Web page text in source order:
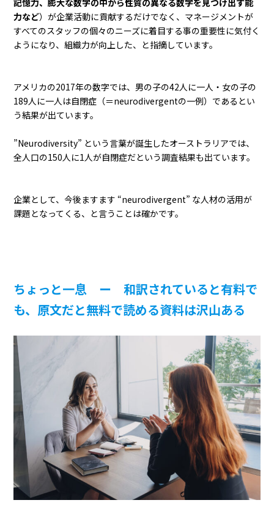
力など）が企業活動に貢献するだけでなく、マネージメントが
すべてのスタッフの個々のニーズに着目する事の重要性に気付く
ようになり、組織力が向上した、と指摘しています。
アメリカの2017年の数字では、男の子の42人に一人・女の子の
189人に一人は自閉症（＝neurodivergentの一例）であるとい
う結果が出ています。
”Neurodiversity” という言葉が誕生したオーストラリアでは、
全人口の150人に1人が自閉症だという調査結果も出ています。
企業として、今後ますます “neurodivergent” な人材の活用が
課題となってくる、と言うことは確かです。
ちょっと一息 ー 和訳されていると有料で
も、原文だと無料で読める資料は沢山ある